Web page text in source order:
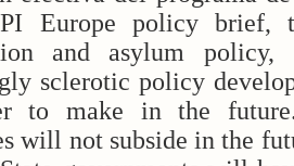
Europe policy
and asylum
sclerotic policy
to make in the
will not subside in the